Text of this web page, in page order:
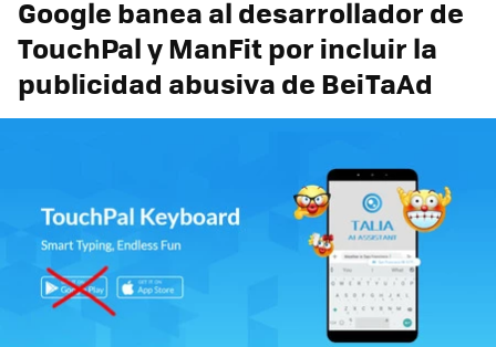
Google banea al desarrollador de
TouchPal y ManFit por incluir la
publicidad abusiva de BeiTaAd